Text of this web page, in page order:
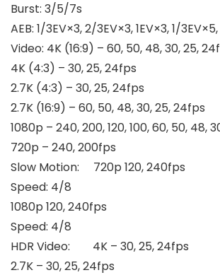
Burst: 3/5/7s
AEB: 1/3EV×3, 2/3EV×3, 1EV×3, 1/
Video: 4K (16:9) – 60, 50, 48, 30, 25,
4K (4:3) – 30, 25, 24fps
2.7K (4:3) – 30, 25, 24fps
2.7K (16:9) – 60, 50, 48, 30, 25, 24fps
1080p – 240, 200, 120, 100, 60, 50, 48,
720p – 240, 200fps
Slow Motion: 720p 120, 240fps
Speed: 4/8
1080p 120, 240fps
Speed: 4/8
HDR Video: 4K – 30, 25, 24fps
2.7K – 30, 25, 24fps